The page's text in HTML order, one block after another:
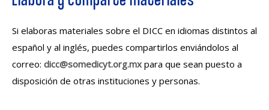
Si elaboras materiales sobre el DICC en idiomas distintos al
español y al inglés, puedes compartirlos enviándolos al
correo: dicc@somedicyt.org.mx para que sean puesto a
disposición de otras instituciones y personas.